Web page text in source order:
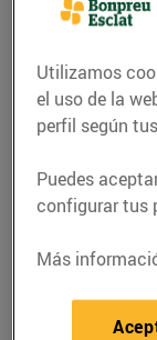
Utilizamos
el uso de la
perfil según
Puedes
configurar tus
Más